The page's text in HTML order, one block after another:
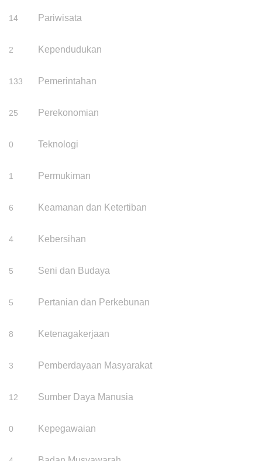
14 Pariwisata
2 Kependudukan
133 Pemerintahan
25 Perekonomian
0 Teknologi
1 Permukiman
6 Keamanan dan Ketertiban
4 Kebersihan
5 Seni dan Budaya
5 Pertanian dan Perkebunan
8 Ketenagakerjaan
3 Pemberdayaan Masyarakat
12 Sumber Daya Manusia
0 Kepegawaian